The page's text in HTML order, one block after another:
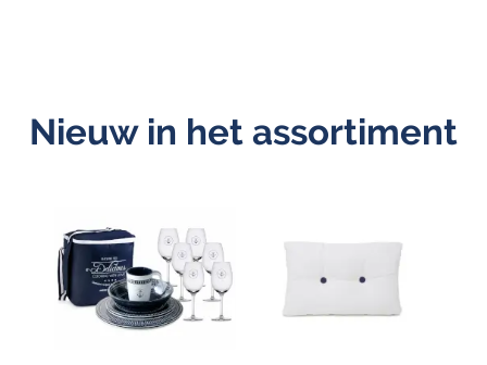
Nieuw in het assortiment